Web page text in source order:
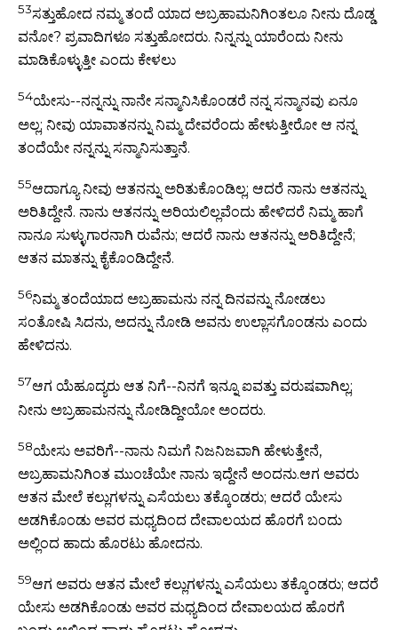
53ಸತ್ತುಹೋದ ನಮ್ಮ ತಂದೆ ಯಾದ ಅಬ್ರಹಾಮನಿಗಿಂತಲೂ ನೀನು ದೊಡ್ಡ
ವನೋ? ಪ್ರವಾದಿಗಳೂ ಸತ್ತುಹೋದರು. ನಿನ್ನನ್ನು ಯಾರೆಂದು ನೀನು
ಮಾಡಿಕೊಳ್ಳುತ್ತೀ ಎಂದು ಕೇಳಲು
54ಯೇಸು--ನನ್ನನ್ನು ನಾನೇ ಸನ್ಮಾನಿಸಿಕೊಂಡರೆ ನನ್ನ ಸನ್ಮಾನವು ಏನೂ
ಅಲ್ಲ; ನೀವು ಯಾವಾತನನ್ನು ನಿಮ್ಮ ದೇವರೆಂದು ಹೇಳುತ್ತೀರೋ ಆ ನನ್ನ
ತಂದೆಯೇ ನನ್ನನ್ನು ಸನ್ಮಾನಿಸುತ್ತಾನೆ.
55ಆದಾಗ್ಯೂ ನೀವು ಆತನನ್ನು ಅರಿತುಕೊಂಡಿಲ್ಲ; ಆದರೆ ನಾನು ಆತನನ್ನು
ಅರಿತಿದ್ದೇನೆ. ನಾನು ಆತನನ್ನು ಅರಿಯಲಿಲ್ಲವೆಂದು ಹೇಳಿದರೆ ನಿಮ್ಮ ಹಾಗೆ
ನಾನೂ ಸುಳ್ಳುಗಾರನಾಗಿ ರುವೆನು; ಆದರೆ ನಾನು ಆತನನ್ನು ಅರಿತಿದ್ದೇನೆ;
ಆತನ ಮಾತನ್ನು ಕೈಕೊಂಡಿದ್ದೇನೆ.
56ನಿಮ್ಮ ತಂದೆಯಾದ ಅಬ್ರಹಾಮನು ನನ್ನ ದಿನವನ್ನು ನೋಡಲು
ಸಂತೋಷಿ ಸಿದನು, ಅದನ್ನು ನೋಡಿ ಅವನು ಉಲ್ಲಾಸಗೊಂಡನು ಎಂದು
ಹೇಳಿದನು.
57ಆಗ ಯೆಹೂದ್ಯರು ಆತ ನಿಗೆ--ನಿನಗೆ ಇನ್ನೂ ಐವತ್ತು ವರುಷವಾಗಿಲ್ಲ;
ನೀನು ಅಬ್ರಹಾಮನನ್ನು ನೋಡಿದ್ದೀಯೋ ಅಂದರು.
58ಯೇಸು ಅವರಿಗೆ--ನಾನು ನಿಮಗೆ ನಿಜನಿಜವಾಗಿ ಹೇಳುತ್ತೇನೆ,
ಅಬ್ರಹಾಮನಿಗಿಂತ ಮುಂಚೆಯೇ ನಾನು ಇದ್ದೇನೆ ಅಂದನು.ಆಗ ಅವರು
ಆತನ ಮೇಲೆ ಕಲ್ಲುಗಳನ್ನು ಎಸೆಯಲು ತಕ್ಕೊಂಡರು; ಆದರೆ ಯೇಸು
ಅಡಗಿಕೊಂಡು ಅವರ ಮಧ್ಯದಿಂದ ದೇವಾಲಯದ ಹೊರಗೆ ಬಂದು
ಅಲ್ಲಿಂದ ಹಾದು ಹೊರಟು ಹೋದನು.
59ಆಗ ಅವರು ಆತನ ಮೇಲೆ ಕಲ್ಲುಗಳನ್ನು ಎಸೆಯಲು ತಕ್ಕೊಂಡರು; ಆದರೆ
ಯೇಸು ಅಡಗಿಕೊಂಡು ಅವರ ಮಧ್ಯದಿಂದ ದೇವಾಲಯದ ಹೊರಗೆ